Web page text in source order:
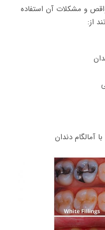
و مشکلات آن استفاده
از:
آمالگام دندان